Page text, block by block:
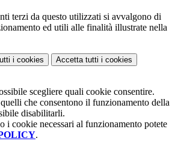
terzi da questo utilizzati si avvalgono di
ed utili alle finalità illustrate nella
i cookies Accetta tutti i cookies
scegliere quali cookie consentire.
che consentono il funzionamento della
disabilitarli.
i cookie necessari al funzionamento potete
.